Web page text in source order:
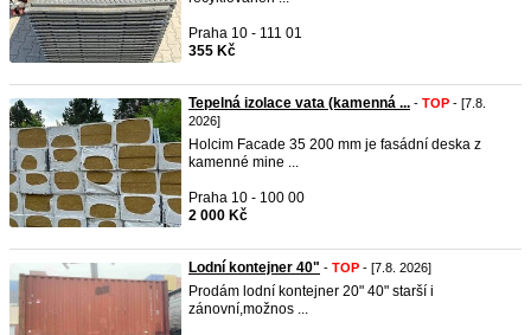
Praha 10 - 111 01
355 Kč
Tepelná izolace vata (kamenná ... - TOP - [7.8.
2026]
Holcim Facade 35 200 mm je fasádní deska z
kamenné mine ...
Praha 10 - 100 00
2 000 Kč
Lodní kontejner 40" - TOP - [7.8. 2026]
Prodám lodní kontejner 20" 40" starší i
zánovní,možnos ...